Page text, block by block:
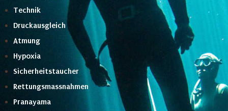
Technik
Druckausgleich
Atmung
Hypoxia
Sicherheitstaucher
Rettungsmassnahmen
Pranayama